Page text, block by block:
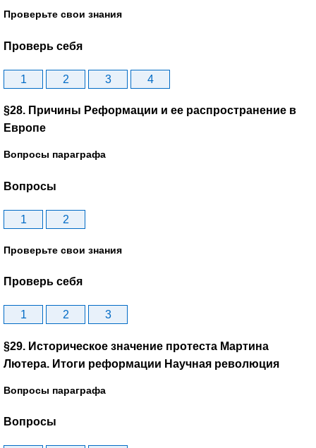
Проверьте свои знания
Проверь себя
1 2 3 4
§28. Причины Реформации и ее распространение в
Европе
Вопросы параграфа
Вопросы
1 2
Проверьте свои знания
Проверь себя
1 2 3
§29. Историческое значение протеста Мартина
Лютера. Итоги реформации Научная революция
Вопросы параграфа
Вопросы